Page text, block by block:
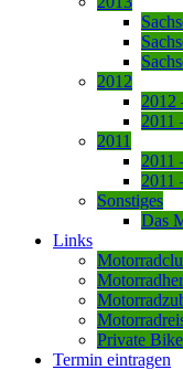
2012
2012
2011
2011
2011
2011
Sonstiges
Das
Links
Private
Termin eintragen